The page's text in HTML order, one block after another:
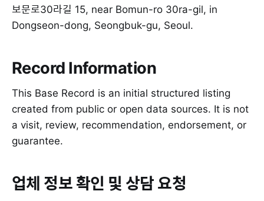
보문로30라길 15, near Bomun-ro 30ra-gil, in
Dongseon-dong, Seongbuk-gu, Seoul.
Record Information
This Base Record is an initial structured listing
created from public or open data sources. It is not
a visit, review, recommendation, endorsement, or
guarantee.
업체 정보 확인 및 상담 요청